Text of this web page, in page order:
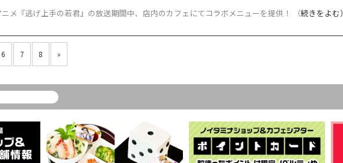
ニメ『逃げ上手の若君』の放送期間中、店内のカフェにてコラボメニューを提供！ （続きをよむ）
6 7 8 »